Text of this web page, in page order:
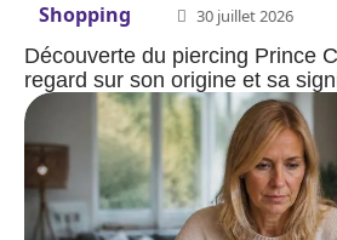
Shopping 30 juillet 2026
Découverte du piercing Prince
regard sur son origine et sa